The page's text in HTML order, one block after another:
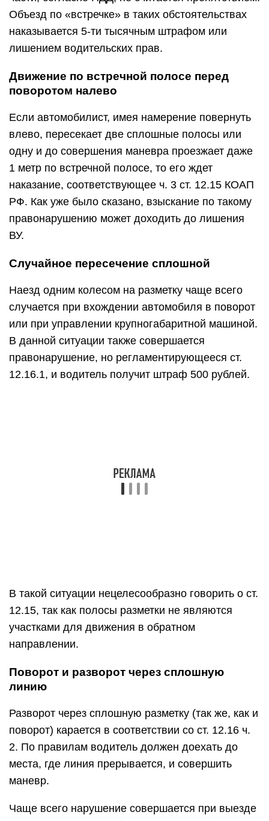
РФ. Как уже было сказано, взыскание по такому
правонарушению может доходить до лишения
ВУ.
Случайное пересечение сплошной
Наезд одним колесом на разметку чаще всего
случается при вхождении автомобиля в поворот
или при управлении крупногабаритной машиной.
В данной ситуации также совершается
правонарушение, но регламентирующееся ст.
12.16.1, и водитель получит штраф 500 рублей.
В такой ситуации нецелесообразно говорить о ст.
12.15, так как полосы разметки не являются
направлении.
Поворот и разворот через сплошную
линию
Разворот через сплошную разметку (так же, как и
поворот) карается в соответствии со ст. 12.16 ч.
2. По правилам водитель должен доехать до
места, где линия прерывается, и совершить
по правилам он должен повернуть направо,
доехать до места с прерывистой разметкой и
Рассмотрение судом вопроса о
лишении прав за пересечение